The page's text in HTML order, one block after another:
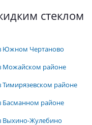
Южном Чертаново
Можайском районе
Тимирязевском районе
Басманном районе
Выхино-Жулебино